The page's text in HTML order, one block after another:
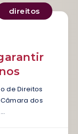
direitos
de Direitos
dos